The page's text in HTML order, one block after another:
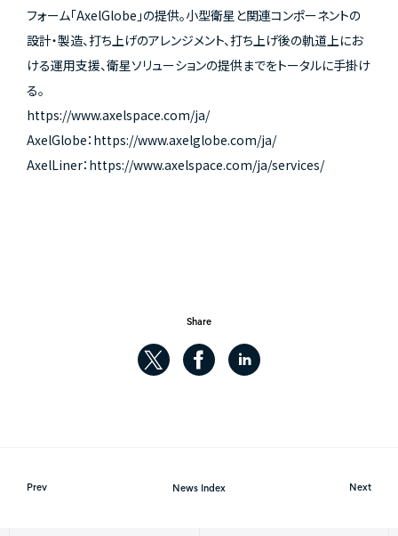
フォーム「AxelGlobe」の提供。小型衛星と関連コンポーネントの
設計・製造、打ち上げのアレンジメント、打ち上げ後の軌道上にお
ける運用支援、衛星ソリューションの提供までをトータルに手掛け
る。
https://www.axelspace.com/ja/
AxelGlobe： https://www.axelglobe.com/ja/
AxelLiner： https://www.axelspace.com/ja/services/
Prev Next
News Index
Share